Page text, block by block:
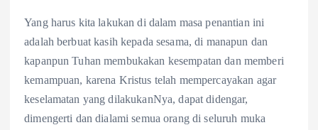
Yang harus kita lakukan di dalam masa penantian ini
adalah berbuat kasih kepada sesama, di manapun dan
kapanpun Tuhan membukakan kesempatan dan memberi
kemampuan, karena Kristus telah mempercayakan agar
keselamatan yang dilakukanNya, dapat didengar,
dimengerti dan dialami semua orang di seluruh muka